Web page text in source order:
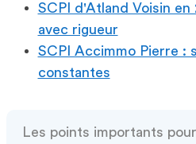
SCPI d'Atland Voisin
avec rigueur
SCPI Accimmo Pierre :
constantes
Les points importants